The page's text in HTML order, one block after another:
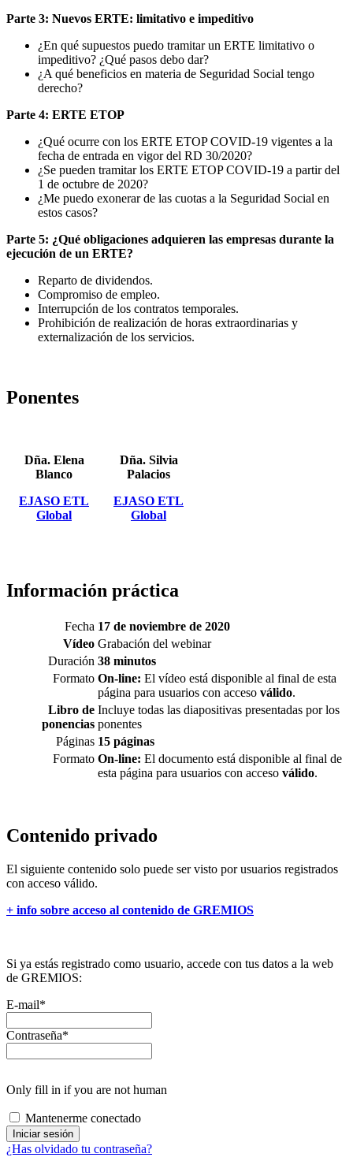
Parte 3: Nuevos ERTE: limitativo e impeditivo
¿En qué supuestos puedo tramitar un ERTE limitativo o
impeditivo? ¿Qué pasos debo dar?
¿A qué beneficios en materia de Seguridad Social tengo
derecho?
Parte 4: ERTE ETOP
¿Qué ocurre con los ERTE ETOP COVID-19 vigentes a la
fecha de entrada en vigor del RD 30/2020?
¿Se pueden tramitar los ERTE ETOP COVID-19 a partir del
1 de octubre de 2020?
¿Me puedo exonerar de las cuotas a la Seguridad Social en
estos casos?
Parte 5: ¿Qué obligaciones adquieren las empresas durante la
ejecución de un ERTE?
Reparto de dividendos.
Compromiso de empleo.
Interrupción de los contratos temporales.
Prohibición de realización de horas extraordinarias y
externalización de los servicios.
Ponentes
Dña. Elena
Blanco
EJASO ETL
Global
Dña. Silvia
Palacios
EJASO ETL
Global
Información práctica
Fecha 17 de noviembre de 2020
Vídeo Grabación del webinar
Duración 38 minutos
Formato On-line: El vídeo está disponible al final de esta
página para usuarios con acceso válido.
Libro de
ponencias
Incluye todas las diapositivas presentadas por los
ponentes
Páginas 15 páginas
Formato On-line: El documento está disponible al final de
esta página para usuarios con acceso válido.
Contenido privado
El siguiente contenido solo puede ser visto por usuarios registrados
con acceso válido.
+ info sobre acceso al contenido de GREMIOS
Si ya estás registrado como usuario, accede con tus datos a la web
de GREMIOS:
E-mail*
Contraseña*
Only fill in if you are not human
Mantenerme conectado
¿Has olvidado tu contraseña?